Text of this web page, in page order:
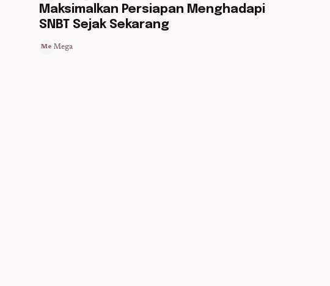
Maksimalkan Persiapan Menghadapi
SNBT Sejak Sekarang
Me Mega